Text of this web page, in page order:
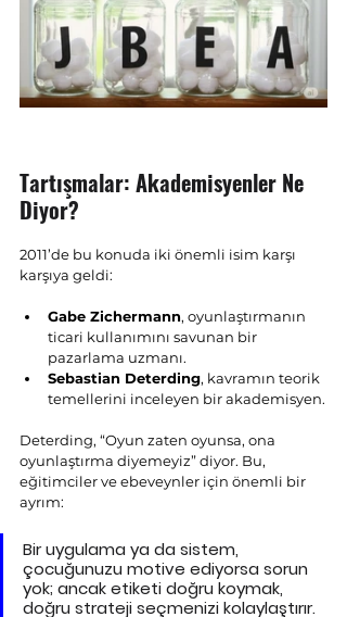
Tartışmalar: Akademisyenler Ne
Diyor?
2011’de bu konuda iki önemli isim karşı
karşıya geldi:
Gabe Zichermann, oyunlaştırmanın
ticari kullanımını savunan bir
pazarlama uzmanı.
Sebastian Deterding, kavramın teorik
temellerini inceleyen bir akademisyen.
Deterding, “Oyun zaten oyunsa, ona
oyunlaştırma diyemeyiz” diyor. Bu,
eğitimciler ve ebeveynler için önemli bir
ayrım:
Bir uygulama ya da sistem,
çocuğunuzu motive ediyorsa sorun
yok; ancak etiketi doğru koymak,
doğru strateji seçmenizi kolaylaştırır.